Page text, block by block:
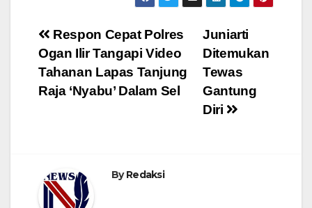
Navigasi
pos
Juniarti
Ditemukan
Tewas
Gantung
Diri
Respon Cepat Polres
Ogan Ilir Tangapi Video
Tahanan Lapas Tanjung
Raja ‘Nyabu’ Dalam Sel
ByRedaksi